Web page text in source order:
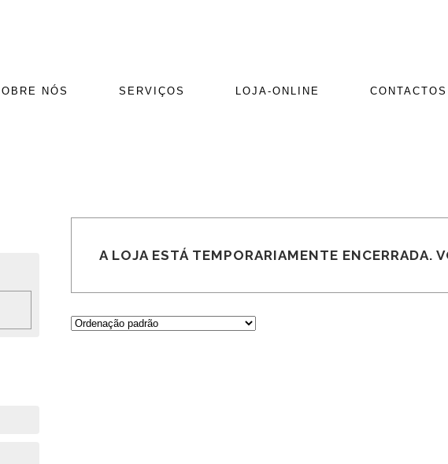
NÓS SERVIÇOS LOJA-ONLINE CONTACTOS
A LOJA ESTÁ TEMPORARIAMENTE ENCERRADA.